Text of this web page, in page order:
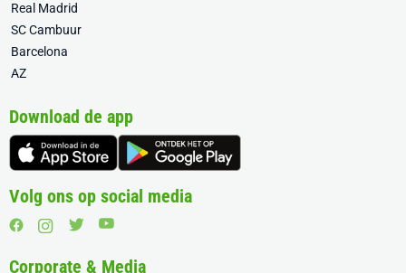
Real Madrid
SC Cambuur
Barcelona
AZ
Download de app
Volg ons op social media
Corporate & Media